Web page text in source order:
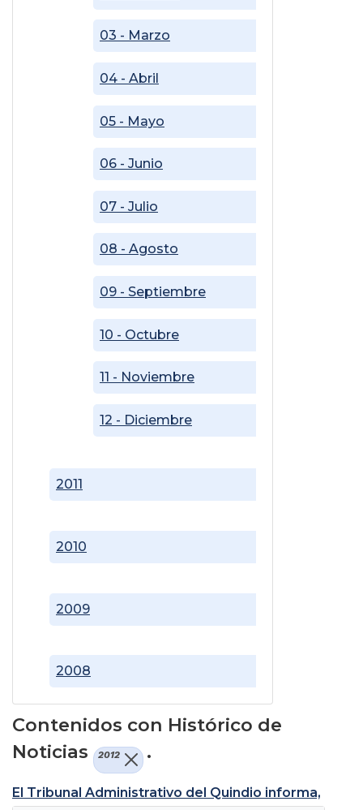
2008
2009
2010
2011
03 - Marzo
04 - Abril
05 - Mayo
06 - Junio
07 - Julio
08 - Agosto
09 - Septiembre
10 - Octubre
11 - Noviembre
12 - Diciembre
Contenidos con Histórico de
Noticias
2012 .
El Tribunal Administrativo del Quindio informa,